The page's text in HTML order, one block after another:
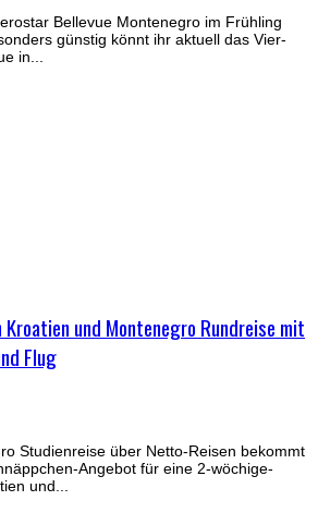
Bellevue Montenegro im Frühling
günstig könnt ihr aktuell das Vier-
in...
und Montenegro Rundreise mit
Flug
Studienreise über Netto-Reisen bekommt
Angebot für eine 2-wöchige-
und...